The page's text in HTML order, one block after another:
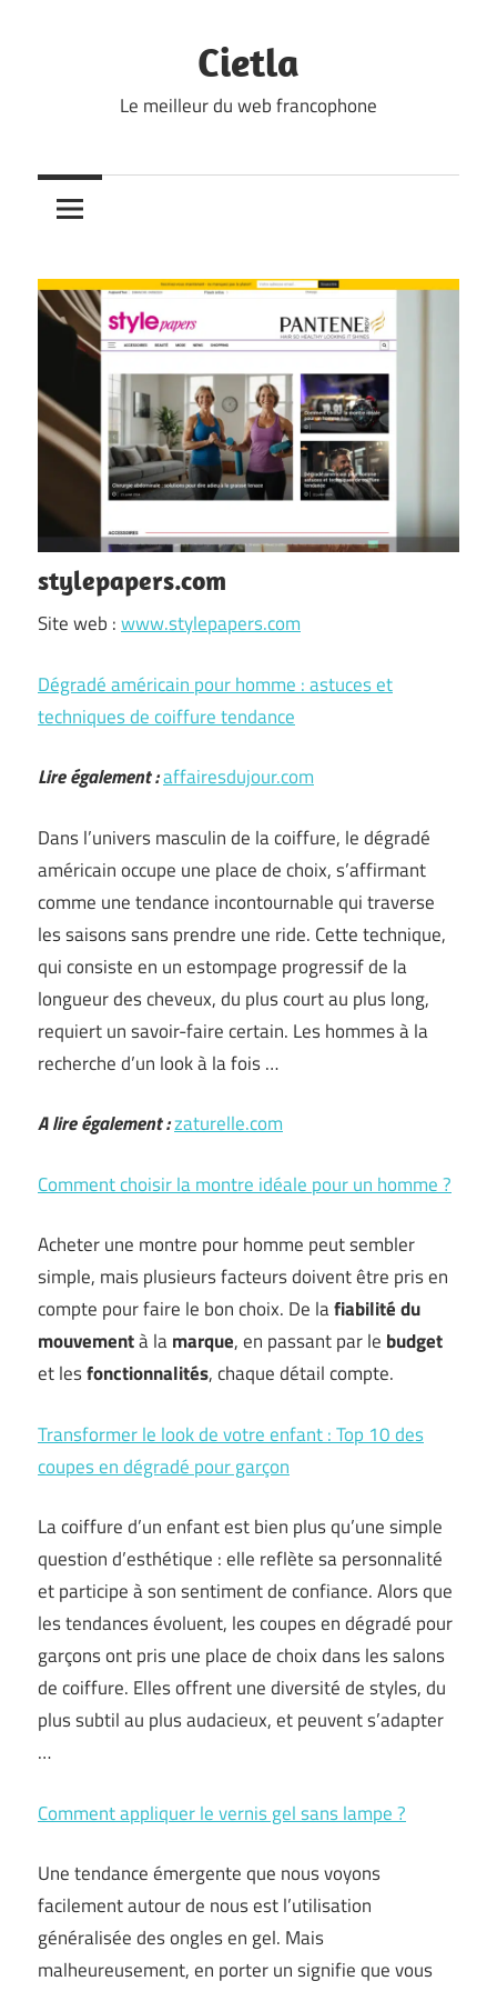
Cietla
Le meilleur du web francophone
stylepapers.com
Site web :www.stylepapers.com
Dégradé américain pour homme : astuces et
techniques de coiffure tendance
Lire également :affairesdujour.com
Dans l’univers masculin de la coiffure, le dégradé
américain occupe une place de choix, s’affirmant
comme une tendance incontournable qui traverse
les saisons sans prendre une ride. Cette technique,
qui consiste en un estompage progressif de la
longueur des cheveux, du plus court au plus long,
requiert un savoir-faire certain. Les hommes à la
recherche d’un look à la fois …
A lire également :zaturelle.com
Comment choisir la montre idéale pour un homme ?
Acheter une montre pour homme peut sembler
simple, mais plusieurs facteurs doivent être pris en
compte pour faire le bon choix. De lafiabilité du
mouvementà lamarque, en passant par le budget
et lesfonctionnalités, chaque détail compte.
Transformer le look de votre enfant : Top 10 des
coupes en dégradé pour garçon
La coiffure d’un enfant est bien plus qu’une simple
question d’esthétique : elle reflète sa personnalité
et participe à son sentiment de confiance. Alors que
les tendances évoluent, les coupes en dégradé pour
garçons ont pris une place de choix dans les salons
de coiffure. Elles offrent une diversité de styles, du
plus subtil au plus audacieux, et peuvent s’adapter
…
Comment appliquer le vernis gel sans lampe ?
Une tendance émergente que nous voyons
facilement autour de nous est l’utilisation
généralisée des ongles en gel. Mais
malheureusement, en porter un signifie que vous